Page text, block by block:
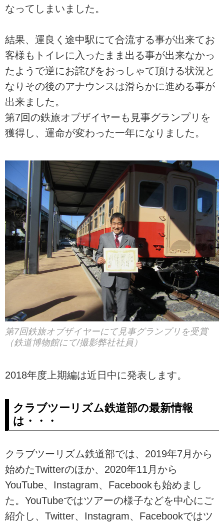
なってしまいました。
結果、運良く途中駅にて合流する事が出来てお
客様もトイレに入ったまま出る事が出来なかっ
たようで逆にお詫びをおっしゃて頂ける状況と
なりその後のアナウンスは滑らかに進める事が
出来ました。
第7回の鉄旅オブザイヤーも見事グランプリを
獲得し、運命が変わった一年になりました。
第7回鉄旅オブザイヤーにて見事グランプリを受賞
（鉄道博物館にて/撮影弊社社員）
2018年度上期編は近日中に発表します。
クラブツーリズム鉄道部の最新情報
は・・・
クラブツーリズム鉄道部では、2019年7月から
始めたTwitterのほか、2020年11月から
YouTube、Instagram、Facebookも始めまし
た。YouTubeではツアーの様子などを中心にご
紹介し、Twitter、Instagram、Facebookではツ